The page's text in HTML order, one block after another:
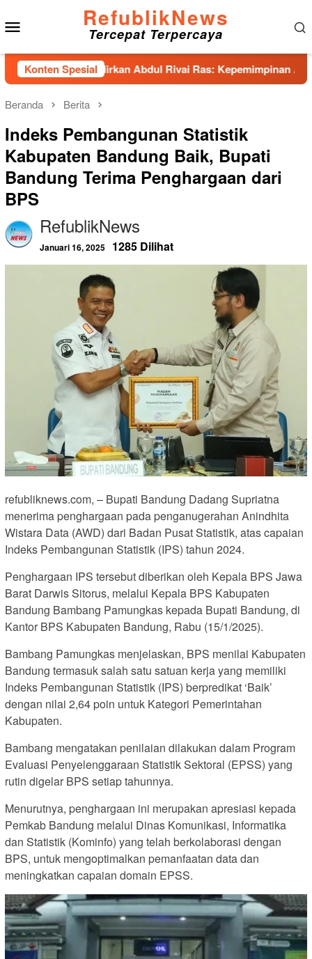
ke
konten
RefublikNews
Tercepat Terpercaya
Konten Spesial
Hadirkan Abdul Rivai Ras: Kepemimpinan Adalah
Beranda Berita
Indeks Pembangunan Statistik
Kabupaten Bandung Baik, Bupati
Bandung Terima Penghargaan dari
BPS
RefublikNews
Januari 16, 2025 1285 Dilihat
refubliknews.com, – Bupati Bandung Dadang Supriatna
menerima penghargaan pada penganugerahan Anindhita
Wistara Data (AWD) dari Badan Pusat Statistik, atas capaian
Indeks Pembangunan Statistik (IPS) tahun 2024.
Penghargaan IPS tersebut diberikan oleh Kepala BPS Jawa
Barat Darwis Sitorus, melalui Kepala BPS Kabupaten
Bandung Bambang Pamungkas kepada Bupati Bandung, di
Kantor BPS Kabupaten Bandung, Rabu (15/1/2025).
Bambang Pamungkas menjelaskan, BPS menilai Kabupaten
Bandung termasuk salah satu satuan kerja yang memiliki
Indeks Pembangunan Statistik (IPS) berpredikat ‘Baik’
dengan nilai 2,64 poin untuk Kategori Pemerintahan
Kabupaten.
Bambang mengatakan penilaian dilakukan dalam Program
Evaluasi Penyelenggaraan Statistik Sektoral (EPSS) yang
rutin digelar BPS setiap tahunnya.
Menurutnya, penghargaan ini merupakan apresiasi kepada
Pemkab Bandung melalui Dinas Komunikasi, Informatika
dan Statistik (Kominfo) yang telah berkolaborasi dengan
BPS, untuk mengoptimalkan pemanfaatan data dan
meningkatkan capaian domain EPSS.